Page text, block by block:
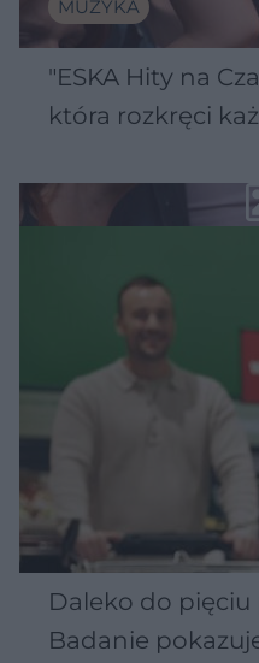
MUZYKA
"ESKA Hity na
która rozkręci
Daleko do
Badanie